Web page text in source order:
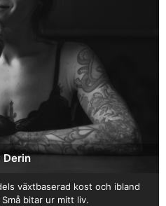
Derin
växtbaserad kost och ibland
bitar ur mitt liv.